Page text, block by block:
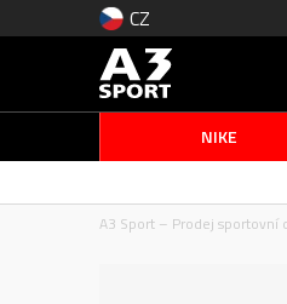
CZ
NIKE
A3 Sport – Prodej sportovní